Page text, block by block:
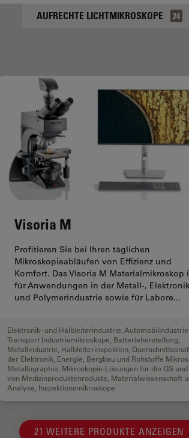
AUFRECHTE LICHTMIKROSKOPE 24
Visoria M
Profitieren Sie bei Ihren täglichen
Mikroskopieabläufen von Effizienz und
Komfort. Das Visoria M Materialmikroskop
für Anwendungen in der Metall-,
und Polymerindustrie sowie für Labore...
Elektronik- und Halbleiterindustrie
Transport Industriemikroskope Batterieherstellung
Metallindustrie Halbleiterinspektion
der Elektronik Energie, Bergbau und Rohstoffe
Metallographie Mikroskopie-Lösungen für die QS und
von Medizinproduktenrodukte Materialwissenschaft
Analyse Inspektionsmikroskope
21 WEITERE PRODUKTE ANZEIGEN